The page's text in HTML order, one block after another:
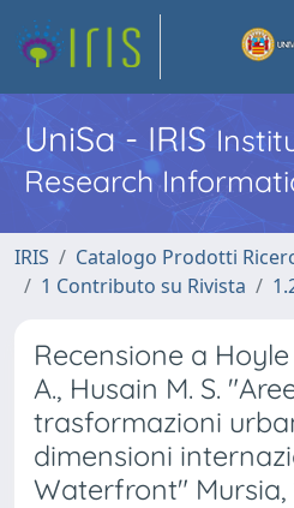
UniSa - IRIS
Research
IRIS
Catalogo Prodotti
1 Contributo su Rivista
Recensione a Hoyle
A., Husain M. S.
trasformazioni
dimensioni
Waterfront" Mursia,